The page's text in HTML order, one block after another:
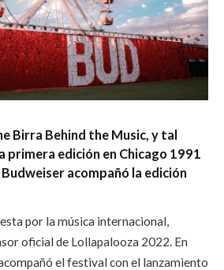
Birra Behind the Music, y tal
primera edición en Chicago 1991
acompañó la edición
por la música internacional,
oficial de Lollapalooza 2022. En
el festival con el lanzamiento